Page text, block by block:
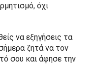
όχι
να εξηγήσεις τα
ζητά να τον
σου και άφησε την